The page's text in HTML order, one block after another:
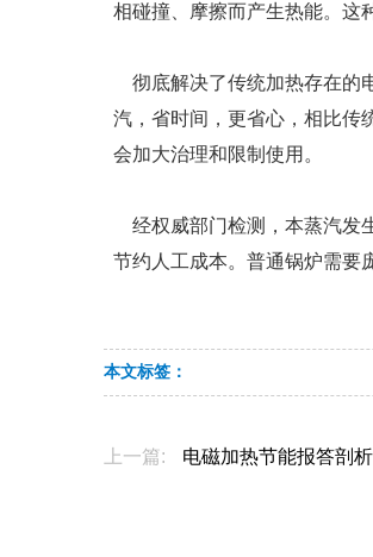
相碰撞、摩擦而产生热能。这
彻底解决了传统加热存在的
汽，省时间，更省心，相比传
会加大治理和限制使用。
经权威部门检测，本蒸汽发
节约人工成本。普通锅炉需要
本文标签：
上一篇: 电磁加热节能报答剖析